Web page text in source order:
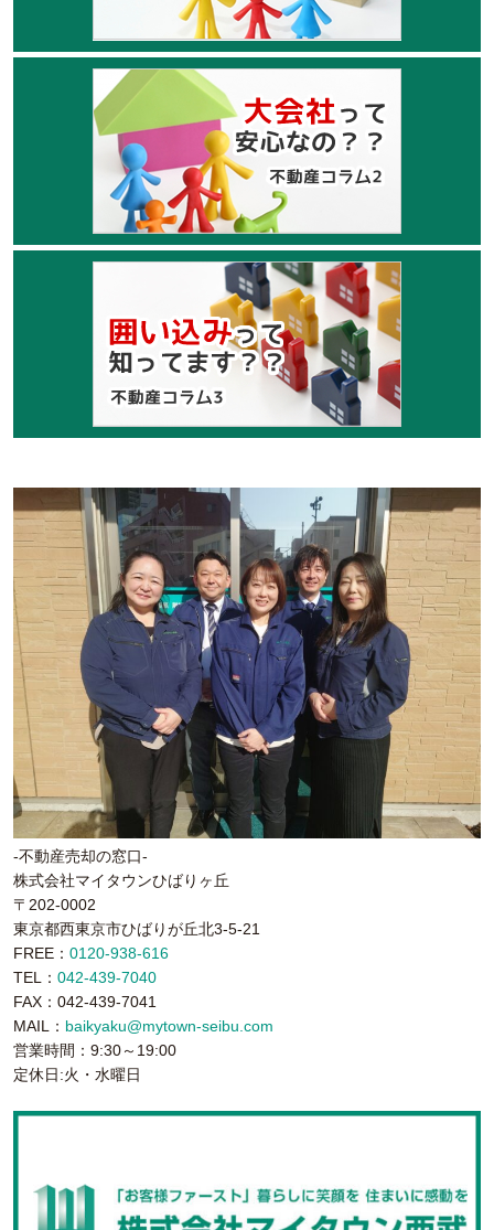
-不動産売却の窓口-
株式会社マイタウンひばりヶ丘
〒202-0002
東京都西東京市ひばりが丘北3-5-21
FREE： 0120-938-616
TEL： 042-439-7040
FAX：042-439-7041
MAIL： baikyaku@mytown-seibu.com
営業時間：9:30～19:00
定休日:火・水曜日